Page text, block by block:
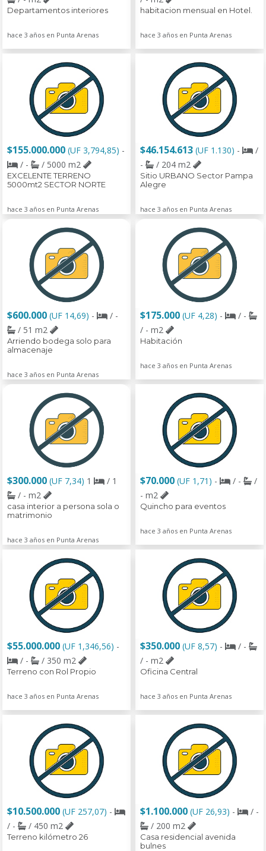
Departamentos interiores
hace 3 años en Punta Arenas
habitacion mensual en Hotel.
hace 3 años en Punta Arenas
$155.000.000 (UF 3,794,85) -
/ -
/ 5000 m2
EXCELENTE TERRENO
5000mt2 SECTOR NORTE
hace 3 años en Punta Arenas
$46.154.613 (UF 1.130) -
/
-
/ 204 m2
Sitio URBANO Sector Pampa
Alegre
hace 3 años en Punta Arenas
$600.000 (UF 14,69) -
/ -
/ 51 m2
Arriendo bodega solo para
almacenaje
hace 3 años en Punta Arenas
$175.000 (UF 4,28) -
/ -
/ - m2
Habitación
hace 3 años en Punta Arenas
$300.000 (UF 7,34) 1
/ 1
/ - m2
casa interior a persona sola o
matrimonio
hace 3 años en Punta Arenas
$70.000 (UF 1,71) - / -
/
- m2
Quincho para eventos
hace 3 años en Punta Arenas
$55.000.000 (UF 1,346,56) -
/ -
/ 350 m2
Terreno con Rol Propio
hace 3 años en Punta Arenas
$350.000 (UF 8,57) -
/ -
/ - m2
Oficina Central
hace 3 años en Punta Arenas
$10.500.000 (UF 257,07) -
/ -
/ 450 m2
Terreno kilómetro 26
$1.100.000 (UF 26,93) -
/ -
/ 200 m2
Casa residencial avenida
bulnes